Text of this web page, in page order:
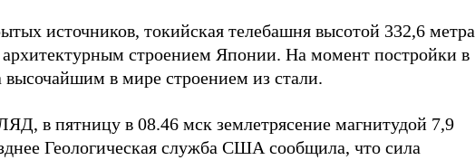
источников, токийская телебашня высотой 332,6 метра
строением Японии. На момент постройки в
высочайшим в мире строением из стали.
в пятницу в 08.46 мск землетрясение магнитудой 7,9
Геологическая служба США сообщила, что сила